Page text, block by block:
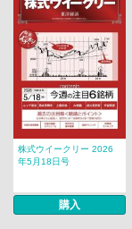
株式ウイークリー 2026
年5月18日号
購入